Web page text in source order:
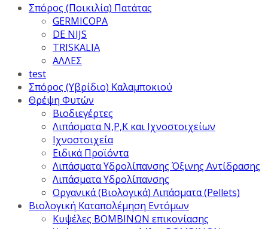
Σπόρος (Ποικιλία) Πατάτας
GERMICOPA
DE NIJS
TRISKALIA
ΑΛΛΕΣ
test
Σπόρος (Υβρίδιο) Καλαμποκιού
Θρέψη Φυτών
Βιοδιεγέρτες
Λιπάσματα Ν,Ρ,Κ και Ιχνοστοιχείων
Ιχνοστοιχεία
Ειδικά Προϊόντα
Λιπάσματα Υδρολίπανσης Όξινης Αντίδρασης
Λιπάσματα Υδρολίπανσης
Οργανικά (Βιολογικά) Λιπάσματα (Pellets)
Βιολογική Καταπολέμηση Εντόμων
Κυψέλες ΒΟΜΒΙΝΩΝ επικονίασης